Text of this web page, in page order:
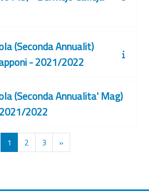
(Seconda Annualit)
- 2021/2022
(Seconda Annualita' Mag)
2022
1 Страница 1
2 Страница 2
3Страница 3
»Следующая страница